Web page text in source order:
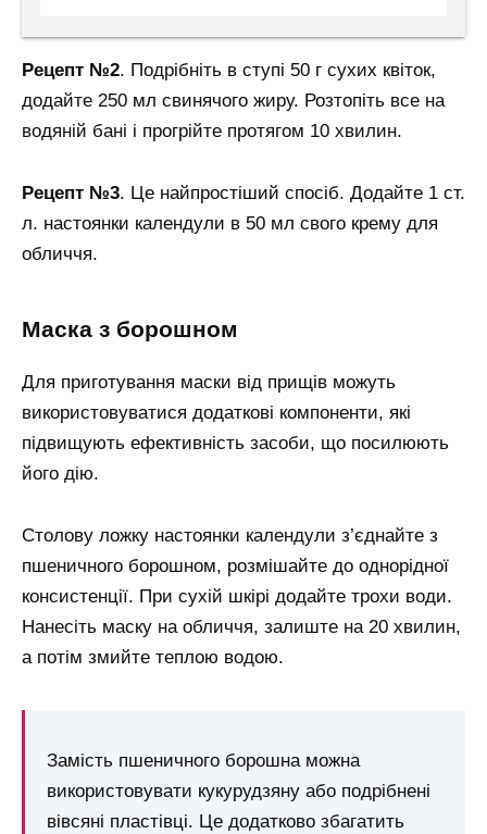
Рецепт №2. Подрібніть в ступі 50 г сухих квіток,
додайте 250 мл свинячого жиру. Розтопіть все на
водяній бані і прогрійте протягом 10 хвилин.
Рецепт №3. Це найпростіший спосіб. Додайте 1 ст.
л. настоянки календули в 50 мл свого крему для
обличчя.
маска з борошном
Для приготування маски від прищів можуть
використовуватися додаткові компоненти, які
підвищують ефективність засоби, що посилюють
його дію.
Столову ложку настоянки календули з’єднайте з
пшеничного борошном, розмішайте до однорідної
консистенції. При сухій шкірі додайте трохи води.
Нанесіть маску на обличчя, залиште на 20 хвилин,
а потім змийте теплою водою.
Замість пшеничного борошна можна
використовувати кукурудзяну або подрібнені
вівсяні пластівці. Це додатково збагатить